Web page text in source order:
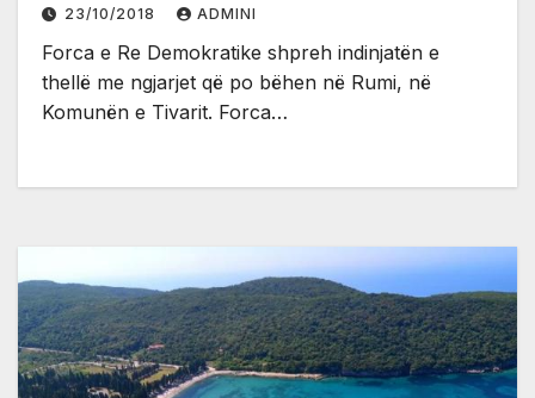
23/10/2018 ADMINI
Forca e Re Demokratike shpreh indinjatën e
thellë me ngjarjet që po bëhen në Rumi, në
Komunën e Tivarit. Forca…